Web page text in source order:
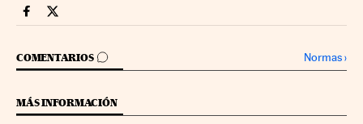
Companias Cinco Días en Facebook
Companias Cinco Días en Twitter
COMENTARIOS
IR A LOS COMENTARIOS Normas›
MÁS INFORMACIÓN